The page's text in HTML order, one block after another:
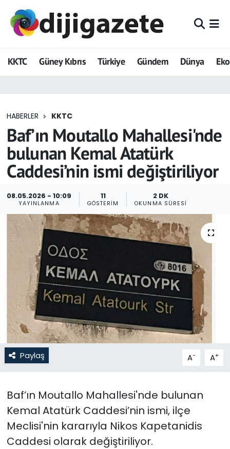
KKTC Güney Kıbrıs Türkiye Gündem Dünya
HABERLER KKTC
Baf’ın Moutallo Mahallesi'nde
bulunan Kemal Atatürk
Caddesi’nin ismi değiştiriliyor
08.05.2026 - 10:09
YAYINLANMA
11
GÖSTERIM
2 DK
OKUNMA SÜRESI
Paylaş A- A+
Baf’ın Moutallo Mahallesi'nde bulunan
Kemal Atatürk Caddesi’nin ismi, ilçe
Meclisi'nin kararıyla Nikos Kapetanidis
Caddesi olarak değiştiriliyor.
ADVERTORIAL
Dijigazete
Eğitim
Ekonomi
Foto Galeri
GEZİ
Güncel
Gündem
KKTC
KKTC YEREL SEÇİM 2018
Kültür Sanat
Magazin
Nöbetçi Eczaneler
Otomobil Dünyası
Hava Durumu
Trafik Durumu
Tüm Manşetler
Son Dakika Haberleri
Haber Arşivi